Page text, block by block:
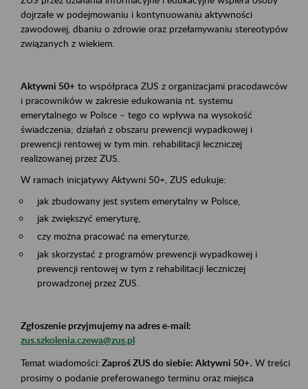
dojrzałe w podejmowaniu i kontynuowaniu aktywności
zawodowej, dbaniu o zdrowie oraz przełamywaniu stereotypów
związanych z wiekiem.
Aktywni 50+ to współpraca ZUS z organizacjami pracodawców
i pracowników w zakresie edukowania nt. systemu
emerytalnego w Polsce – tego co wpływa na wysokość
świadczenia; działań z obszaru prewencji wypadkowej i
prewencji rentowej w tym min. rehabilitacji leczniczej
realizowanej przez ZUS.
W ramach inicjatywy Aktywni 50+, ZUS edukuje:
jak zbudowany jest system emerytalny w Polsce,
jak zwiększyć emeryturę,
czy można pracować na emeryturze,
jak skorzystać z programów prewencji wypadkowej i
prewencji rentowej w tym z rehabilitacji leczniczej
prowadzonej przez ZUS.
Zgłoszenie przyjmujemy na adres e-mail:
zus.szkolenia.czewa@zus.pl
Temat wiadomości:Zaproś ZUS do siebie: Aktywni 50+. W treści
prosimy o podanie preferowanego terminu oraz miejsca